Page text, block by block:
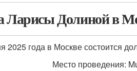
Ларисы Долиной в
2025 года в Москве состоится
Место проведения: